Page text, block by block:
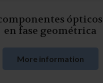
en fase geométrica
More information